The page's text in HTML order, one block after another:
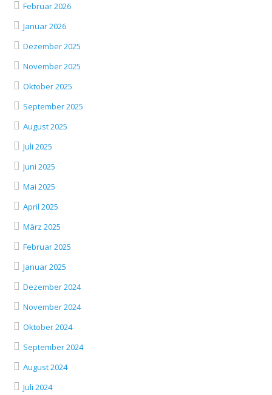
Februar 2026
Januar 2026
Dezember 2025
November 2025
Oktober 2025
September 2025
August 2025
Juli 2025
Juni 2025
Mai 2025
April 2025
März 2025
Februar 2025
Januar 2025
Dezember 2024
November 2024
Oktober 2024
September 2024
August 2024
Juli 2024